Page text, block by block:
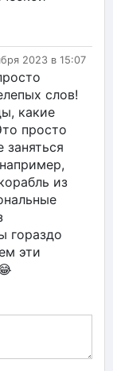
2023 в 15:07
слов!
какие
просто
из
гораздо
эти